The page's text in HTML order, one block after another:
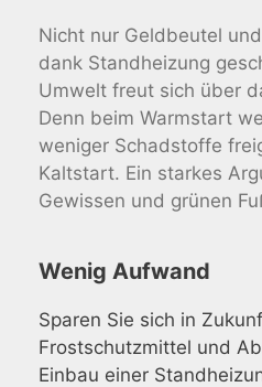
Nicht nur Geldbeutel
dank Standheizung
Umwelt freut sich über
Denn beim Warmstart
weniger Schadstoffe
Kaltstart. Ein starkes
Gewissen und grünen
Wenig Aufwand
Sparen Sie sich in
Frostschutzmittel und
Einbau einer